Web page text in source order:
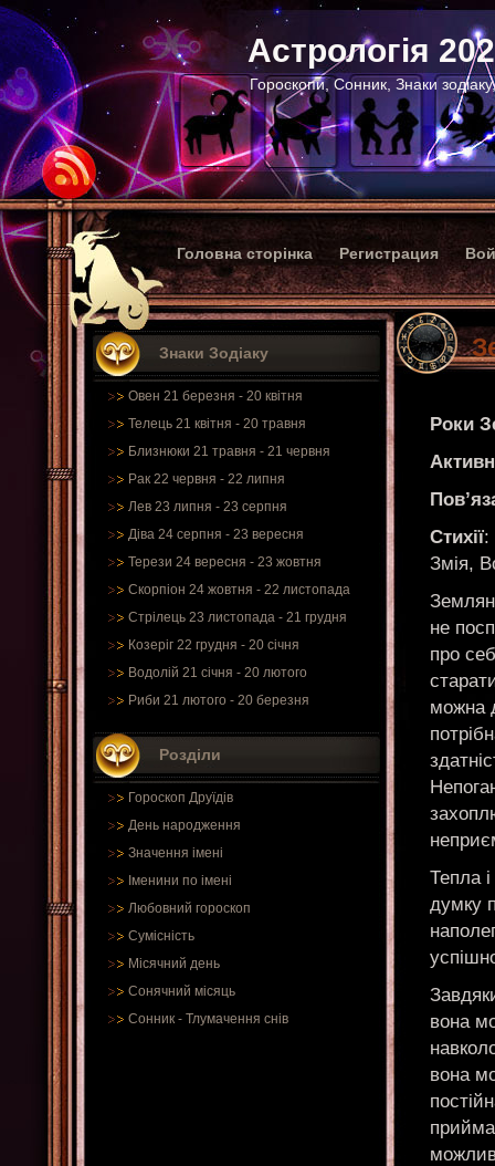
Астрологія
Гороскопи, Сонник, Знаки
Головна сторінка Регистрация
Знаки Зодіаку
Овен 21 березня - 20 квітня
Телець 21 квітня - 20 травня
Близнюки 21 травня - 21 червня
Рак 22 червня - 22 липня
Лев 23 липня - 23 серпня
Діва 24 серпня - 23 вересня
Терези 24 вересня - 23 жовтня
Скорпіон 24 жовтня - 22 листопада
Стрілець 23 листопада - 21 грудня
Козеріг 22 грудня - 20 січня
Водолій 21 січня - 20 лютого
Риби 21 лютого - 20 березня
Розділи
Гороскоп Друїдів
День народження
Значення імені
Іменини по імені
Любовний гороскоп
Сумісність
Місячний день
Сонячний місяць
Сонник - Тлумачення снів
Роки
Стихії:
Змія,
не
про
можна
Тепла
думку
вона
вона